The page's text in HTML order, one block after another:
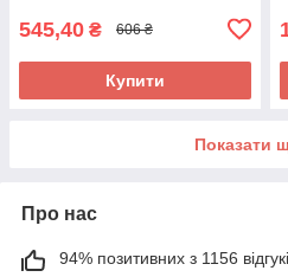
545,40 ₴ 606 ₴
Купити
Показати
Про нас
94% позитивних з 1156